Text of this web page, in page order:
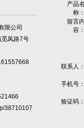
限公司
凤路7号
38710107
产品名
称：
留言内
容：
联系人：
手机号：
验证码：